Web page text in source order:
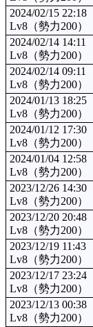
2024/02/15 22:18
Lv8（勢力200）
2024/02/14 14:11
Lv8（勢力200）
2024/02/14 09:11
Lv8（勢力200）
2024/01/13 18:25
Lv8（勢力200）
2024/01/12 17:30
Lv8（勢力200）
2024/01/04 12:58
Lv8（勢力200）
2023/12/26 14:30
Lv8（勢力200）
2023/12/20 20:48
Lv8（勢力200）
2023/12/19 11:43
Lv8（勢力200）
2023/12/17 23:24
Lv8（勢力200）
2023/12/13 00:38
Lv8（勢力200）